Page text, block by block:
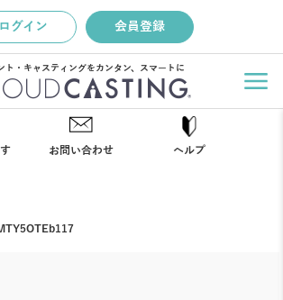
ログイン 会員登録
ト・キャスティングをカンタン、スマートに
お問い合わせ ヘルプ